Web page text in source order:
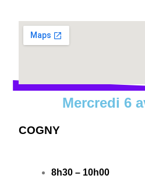
Mercredi 6
COGNY
8h30 – 10h00